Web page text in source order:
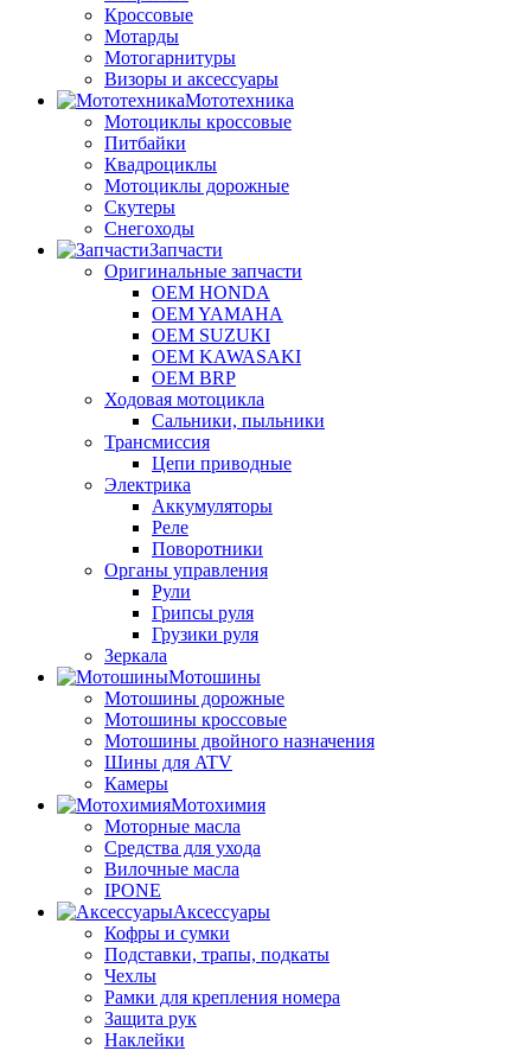
Кроссовые
Мотарды
Мотогарнитуры
Визоры и аксессуары
Мототехника
Мотоциклы кроссовые
Питбайки
Квадроциклы
Мотоциклы дорожные
Скутеры
Снегоходы
Запчасти
Оригинальные запчасти
OEM HONDA
OEM YAMAHA
OEM SUZUKI
OEM KAWASAKI
OEM BRP
Ходовая мотоцикла
Сальники, пыльники
Трансмиссия
Цепи приводные
Электрика
Аккумуляторы
Реле
Поворотники
Органы управления
Рули
Грипсы руля
Грузики руля
Зеркала
Мотошины
Мотошины дорожные
Мотошины кроссовые
Мотошины двойного назначения
Шины для ATV
Камеры
Мотохимия
Моторные масла
Средства для ухода
Вилочные масла
IPONE
Аксессуары
Кофры и сумки
Подставки, трапы, подкаты
Чехлы
Рамки для крепления номера
Защита рук
Наклейки